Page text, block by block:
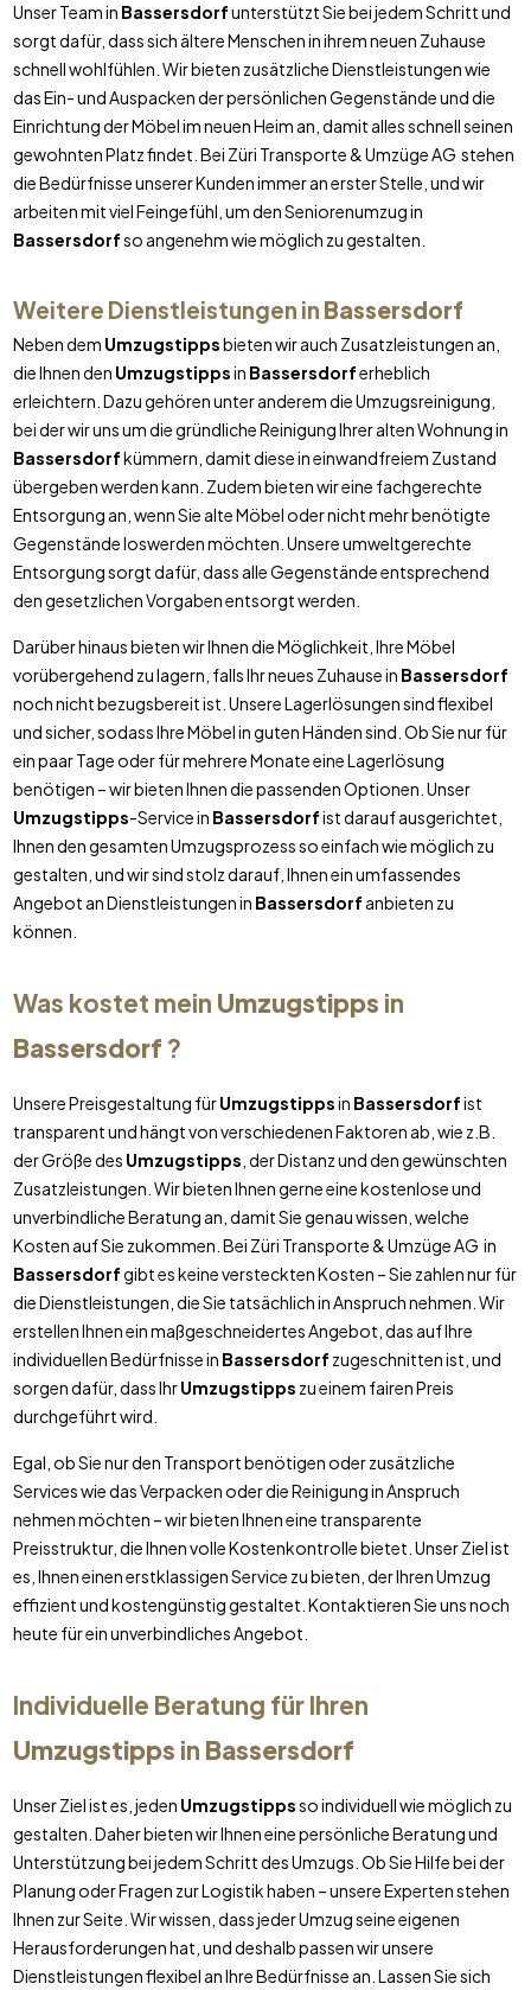
Unser Team in Bassersdorfunterstützt Sie bei jedem Schritt und
sorgt dafür, dass sich ältere Menschen in ihrem neuen Zuhause
schnell wohlfühlen. Wir bieten zusätzliche Dienstleistungen wie
das Ein- und Auspacken der persönlichen Gegenstände und die
Einrichtung der Möbel im neuen Heim an, damit alles schnell seinen
gewohnten Platz findet. Bei Züri Transporte & Umzüge AG stehen
die Bedürfnisse unserer Kunden immer an erster Stelle, und wir
arbeiten mit viel Feingefühl, um den Seniorenumzug in
Bassersdorfso angenehm wie möglich zu gestalten.
Weitere Dienstleistungen in Bassersdorf
Neben dem Umzugstippsbieten wir auch Zusatzleistungen an,
die Ihnen den Umzugstippsin Bassersdorferheblich
erleichtern. Dazu gehören unter anderem die Umzugsreinigung,
bei der wir uns um die gründliche Reinigung Ihrer alten Wohnung in
Bassersdorfkümmern, damit diese in einwandfreiem Zustand
übergeben werden kann. Zudem bieten wir eine fachgerechte
Entsorgung an, wenn Sie alte Möbel oder nicht mehr benötigte
Gegenstände loswerden möchten. Unsere umweltgerechte
Entsorgung sorgt dafür, dass alle Gegenstände entsprechend
den gesetzlichen Vorgaben entsorgt werden.
Darüber hinaus bieten wir Ihnen die Möglichkeit, Ihre Möbel
vorübergehend zu lagern, falls Ihr neues Zuhause in Bassersdorf
noch nicht bezugsbereit ist. Unsere Lagerlösungen sind flexibel
und sicher, sodass Ihre Möbel in guten Händen sind. Ob Sie nur für
ein paar Tage oder für mehrere Monate eine Lagerlösung
benötigen – wir bieten Ihnen die passenden Optionen. Unser
Umzugstipps-Service in Bassersdorfist darauf ausgerichtet,
Ihnen den gesamten Umzugsprozess so einfach wie möglich zu
gestalten, und wir sind stolz darauf, Ihnen ein umfassendes
Angebot an Dienstleistungen in Bassersdorf anbieten zu
können.
Was kostet mein Umzugstipps in
Bassersdorf ?
Unsere Preisgestaltung fürUmzugstippsin Bassersdorfist
transparent und hängt von verschiedenen Faktoren ab, wie z.B.
der Größe des Umzugstipps , der Distanz und den gewünschten
Zusatzleistungen. Wir bieten Ihnen gerne eine kostenlose und
unverbindliche Beratung an, damit Sie genau wissen, welche
Kosten auf Sie zukommen. Bei Züri Transporte & Umzüge AG in
Bassersdorfgibt es keine versteckten Kosten – Sie zahlen nur für
die Dienstleistungen, die Sie tatsächlich in Anspruch nehmen. Wir
erstellen Ihnen ein maßgeschneidertes Angebot, das auf Ihre
individuellen Bedürfnisse in Bassersdorf zugeschnitten ist, und
sorgen dafür, dass IhrUmzugstipps zu einem fairen Preis
durchgeführt wird.
Egal, ob Sie nur den Transport benötigen oder zusätzliche
Services wie das Verpacken oder die Reinigung in Anspruch
nehmen möchten – wir bieten Ihnen eine transparente
Preisstruktur, die Ihnen volle Kostenkontrolle bietet. Unser Ziel ist
es, Ihnen einen erstklassigen Service zu bieten, der Ihren Umzug
effizient und kostengünstig gestaltet. Kontaktieren Sie uns noch
heute für ein unverbindliches Angebot.
Individuelle Beratung für Ihren
Umzugstipps in Bassersdorf
Unser Ziel ist es, jeden Umzugstippsso individuell wie möglich zu
gestalten. Daher bieten wir Ihnen eine persönliche Beratung und
Unterstützung bei jedem Schritt des Umzugs. Ob Sie Hilfe bei der
Planung oder Fragen zur Logistik haben – unsere Experten stehen
Ihnen zur Seite. Wir wissen, dass jeder Umzug seine eigenen
Herausforderungen hat, und deshalb passen wir unsere
Dienstleistungen flexibel an Ihre Bedürfnisse an. Lassen Sie sich